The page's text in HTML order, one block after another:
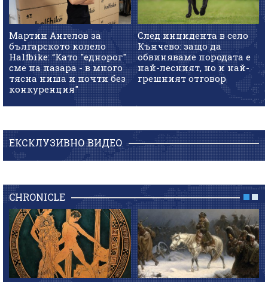
Мартин Ангелов за
българското колело
Halfbike: “Като "еднорог"
сме на пазара - в много
тясна ниша и почти без
конкуренция"
След инцидента в село
Кънчево: защо да
обвиняваме породата е
най-лесният, но и най-
грешният отговор
ЕКСКЛУЗИВНО ВИДЕО
CHRONICLE